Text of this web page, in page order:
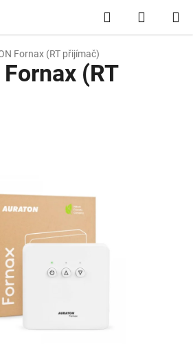
Hledat
KOŠÍK
Fornax (RT přijímač)
(RT